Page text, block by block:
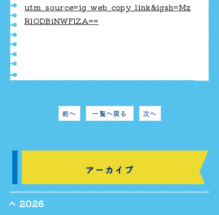
utm_source=ig_web_copy_link&igsh=Mz
RlODBiNWFlZA==
前へ 一覧へ戻る 次へ
アーカイブ
2026